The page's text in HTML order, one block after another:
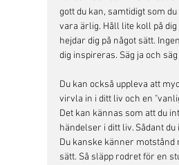
gott du kan, samtidigt som
vara ärlig. Håll lite koll på
hejdar dig på något sätt.
dig inspireras. Säg ja och
Du kan också uppleva att
virvla in i ditt liv och en
Det kan kännas som att du
händelser i ditt liv. Sådant
Du kanske känner motstånd
sätt. Så släpp rodret för en